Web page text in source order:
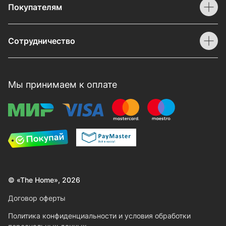
Покупателям
Сотрудничество
Мы принимаем к оплате
© «The Home», 2026
Договор оферты
Политика конфиденциальности и условия обработки